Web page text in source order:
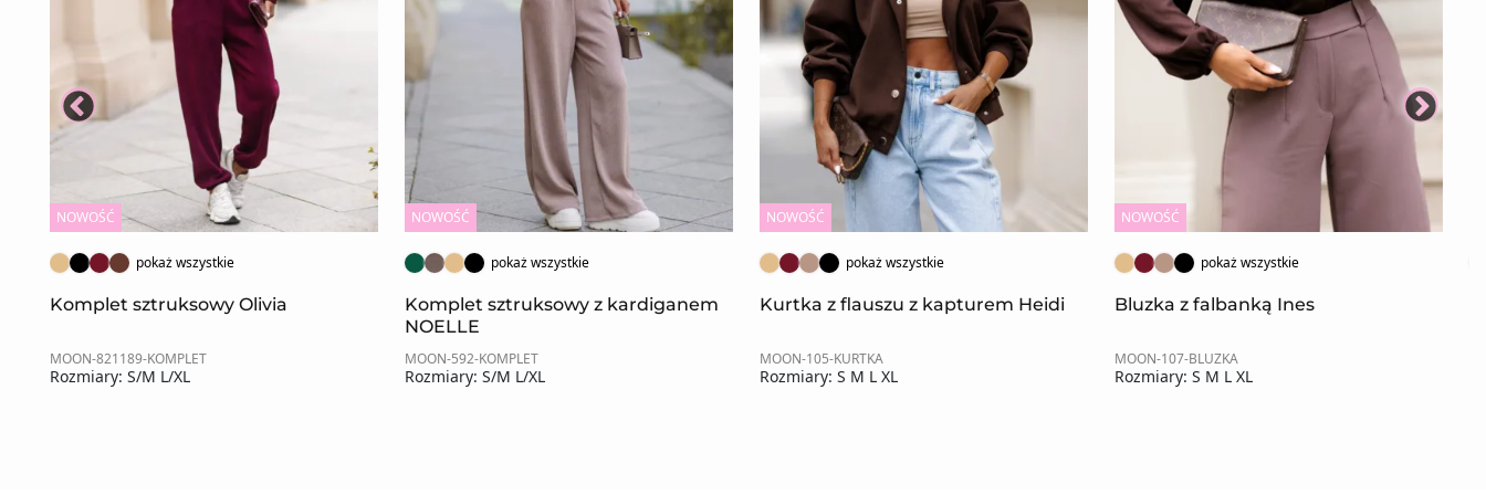
NOWOŚĆ
pokaż wszystkie
Komplet sztruksowy Olivia
MOON-821189-KOMPLET
Rozmiary: S/M L/XL
NOWOŚĆ
pokaż wszystkie
Komplet sztruksowy z kardiganem
NOELLE
MOON-592-KOMPLET
Rozmiary: S/M L/XL
NOWOŚĆ
pokaż wszystkie
Kurtka z flauszu z kapturem Heidi
MOON-105-KURTKA
Rozmiary: S M L XL
NOWOŚĆ
pokaż wszystkie
Bluzka z falbanką Ines
MOON-107-BLUZKA
Rozmiary: S M L XL